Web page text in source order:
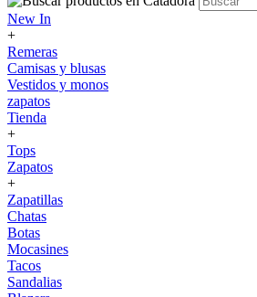
New In
+
Remeras
Camisas y blusas
Vestidos y monos
zapatos
Tienda
+
Tops
Zapatos
+
Zapatillas
Chatas
Botas
Mocasines
Tacos
Sandalias